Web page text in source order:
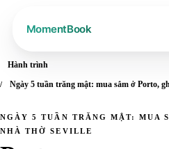
Hành trình
Ngày 5 tuần trăng mật: mua sắm ở Porto,
NGÀY 5 TUẦN TRĂNG MẬT: MUA
NHÀ THỜ SEVILLE